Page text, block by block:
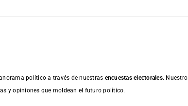
político a través de nuestras encuestas electorales.
y opiniones que moldean el futuro político.